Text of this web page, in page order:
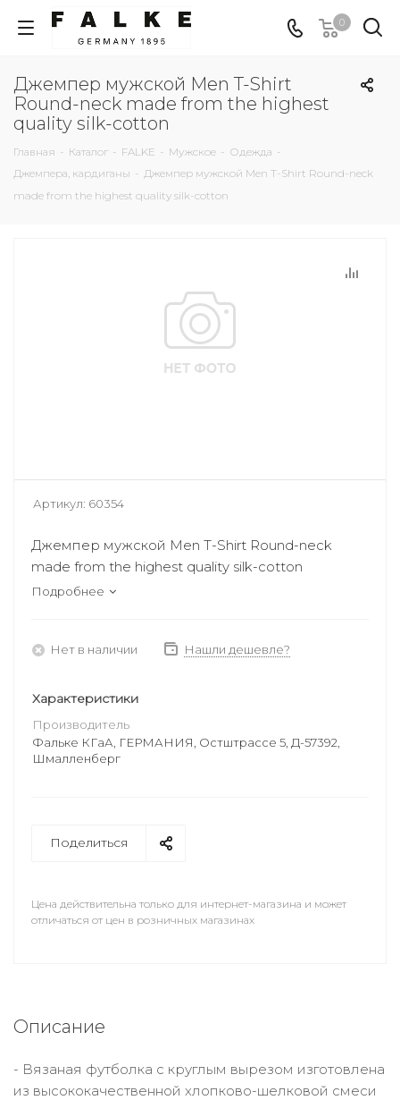
0
Джемпер мужской Men T-Shirt
Round-neck made from the highest
quality silk-cotton
Главная - Каталог - FALKE - Мужское - Одежда -
Джемпера, кардиганы - Джемпер мужской Men T-Shirt Round-neck
made from the highest quality silk-cotton
Артикул: 60354
Джемпер мужской Men T-Shirt Round-neck
made from the highest quality silk-cotton
Подробнее
Нет в наличии Нашли дешевле?
Характеристики
Производитель
Фальке КГаА, ГЕРМАНИЯ, Остштрассе 5, Д-57392,
Шмалленберг
Поделиться
Цена действительна только для интернет-магазина и может
отличаться от цен в розничных магазинах
Описание
- Вязаная футболка с круглым вырезом изготовлена
из высококачественной хлопково-шелковой смеси